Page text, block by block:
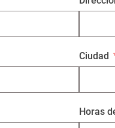
Ciudad
Horas